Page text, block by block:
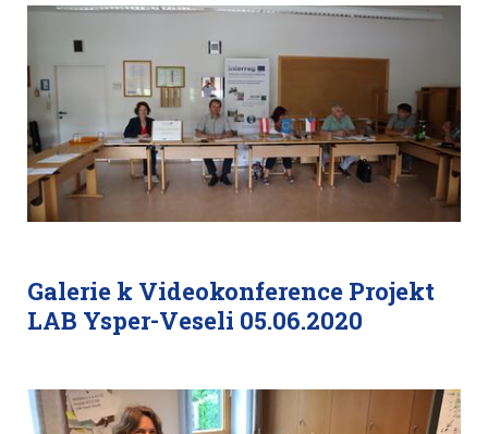
Galerie k Videokonference Projekt
LAB Ysper-Veseli 05.06.2020